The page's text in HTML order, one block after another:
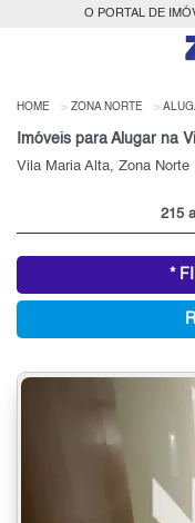
O PORTAL DE
HOME ZONA NORTE
Vila Maria Alta, Zona Norte
215
*